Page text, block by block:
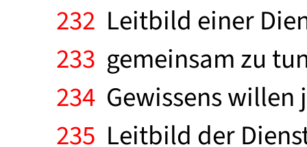
232 Leitbild einer
233 gemeinsam zu
234 Gewissens
235 Leitbild der